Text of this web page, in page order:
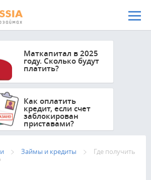
содержанию
Маткапитал в 2025
году. Сколько будут
платить?
Как оплатить
кредит, если счет
заблокирован
приставами?
Займы и кредиты
Где получить